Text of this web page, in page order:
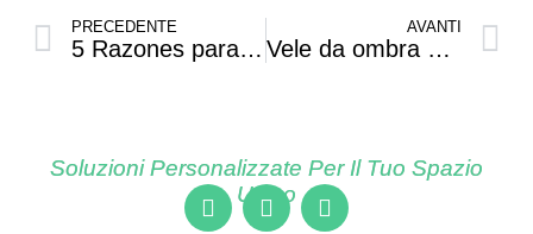
PRECEDENTE
5 Razones para Instalar una Vela de Sombra en Tu Jardín este Verano
AVANTI
Vele da ombra per terrazze: una soluzione sostenibile per ridurre l'uso dell'aria condizionata
Soluzioni Personalizzate Per Il Tuo Spazio
Unico